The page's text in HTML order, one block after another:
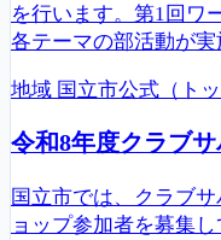
を行います。第1回ワ
各テーマの部活動が実
地域 国立市公式（トッ
令和8年度クラブ
国立市では、クラブ
ョップ参加者を募集